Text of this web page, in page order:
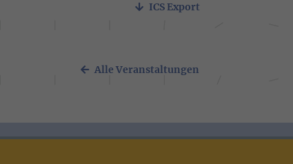
ICS Export
Alle Veranstaltungen